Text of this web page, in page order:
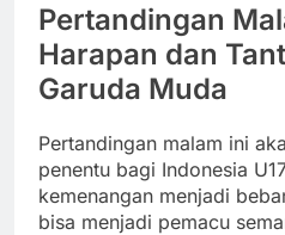
Pertandingan
Harapan dan
Garuda Muda
Pertandingan malam ini
penentu bagi Indonesia
kemenangan menjadi
bisa menjadi pemacu